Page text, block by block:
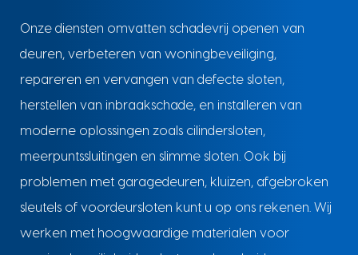
Onze diensten omvatten schadevrij openen van
deuren, verbeteren van woningbeveiliging,
repareren en vervangen van defecte sloten,
herstellen van inbraakschade, en installeren van
moderne oplossingen zoals cilindersloten,
meerpuntssluitingen en slimme sloten. Ook bij
problemen met garagedeuren, kluizen, afgebroken
sleutels of voordeursloten kunt u op ons rekenen. Wij
werken met hoogwaardige materialen voor